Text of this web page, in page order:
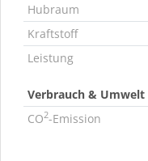
Hubraum
Kraftstoff
Leistung
Verbrauch & Umwelt
CO2-Emission